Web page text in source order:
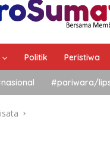
Politik Peristiwa
#pariwara/